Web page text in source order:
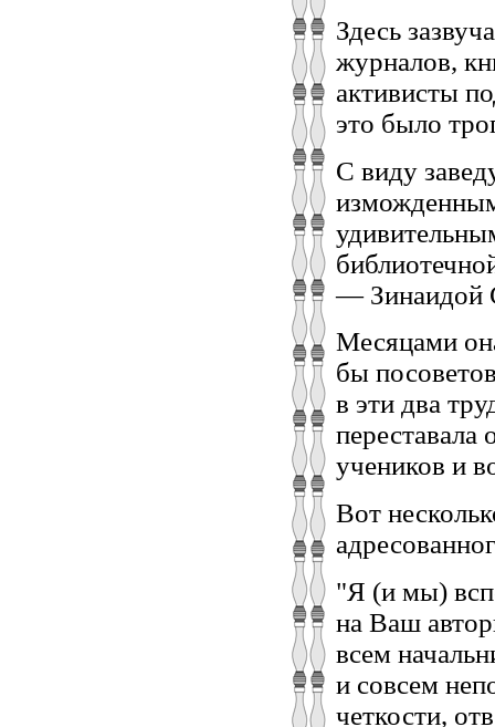
Здесь
журналов,
активисты
это было
С виду
изможденным
— Зинаидой
Месяцами
бы
в эти два
учеников и
Вот
"Я (и мы)
на Ваш
всем
и совсем
четкости,